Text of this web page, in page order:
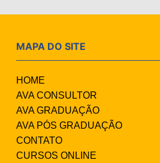
MAPA DO SITE
HOME
AVA CONSULTOR
AVA GRADUAÇÃO
AVA PÓS GRADUAÇÃO
CONTATO
CURSOS ONLINE